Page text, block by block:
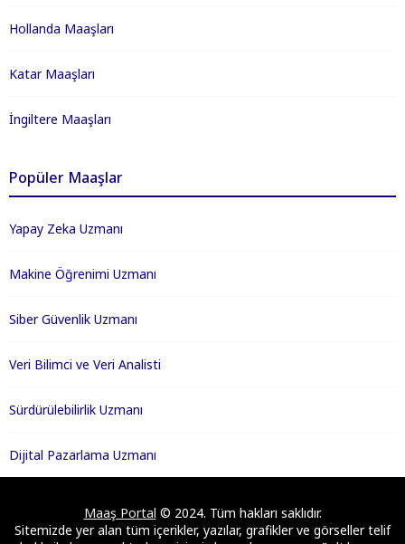
Hollanda Maaşları
Katar Maaşları
İngiltere Maaşları
Popüler Maaşlar
Yapay Zeka Uzmanı
Makine Öğrenimi Uzmanı
Siber Güvenlik Uzmanı
Veri Bilimci ve Veri Analisti
Sürdürülebilirlik Uzmanı
Dijital Pazarlama Uzmanı
Maaş Portal © 2024. Tüm hakları saklıdır.
Sitemizde yer alan tüm içerikler, yazılar, grafikler ve görseller telif